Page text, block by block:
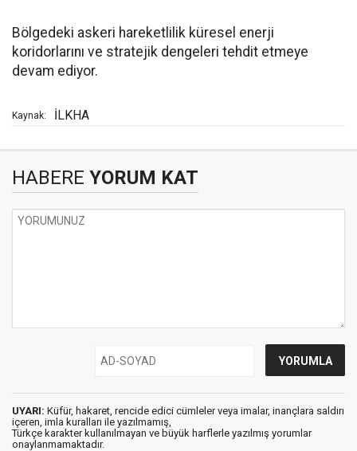
Bölgedeki askeri hareketlilik küresel enerji
koridorlarını ve stratejik dengeleri tehdit etmeye
devam ediyor.
Kaynak: İLKHA
HABERE YORUM KAT
UYARI: Küfür, hakaret, rencide edici cümleler veya imalar, inançlara saldırı
içeren, imla kuralları ile yazılmamış,
Türkçe karakter kullanılmayan ve büyük harflerle yazılmış yorumlar
onaylanmamaktadır.